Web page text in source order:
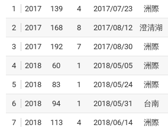
1 2017 139 4 2017/07/23 洲際
2 2017 168 8 2017/08/12 澄清湖
3 2017 192 7 2017/08/30 洲際
4 2018 60 1 2018/05/05 洲際
5 2018 83 1 2018/05/24 洲際
6 2018 94 1 2018/05/31 台南
7 2018 113 4 2018/06/14 洲際